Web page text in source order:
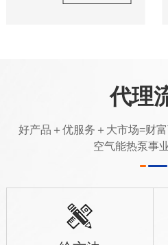
代理
好产品＋优服务＋大市场=财
空气能热泵事